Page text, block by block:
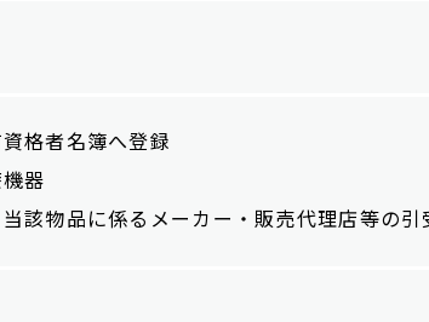
格者名簿へ登録
器
当該物品に係るメーカー・販売代理店等の